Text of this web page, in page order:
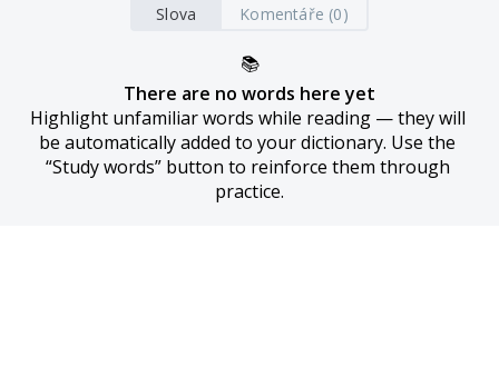
Slova Komentáře (0)
📚
There are no words here yet
Highlight unfamiliar words while reading — they will
be automatically added to your dictionary. Use the
“Study words” button to reinforce them through
practice.